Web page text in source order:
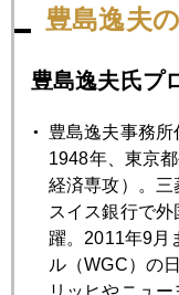
頑張ってね！
豊島逸夫
豊島逸夫氏プ
豊島逸夫事務所
1948年、東京
経済専攻）。三
スイス銀行で
躍。2011年9月
ル（WGC）の
リッヒやニュ